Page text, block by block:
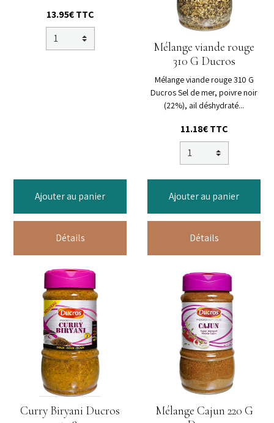
13.95€ TTC
Ajouter au panier
Détails
Mélange viande rouge
310 G Ducros
Mélange viande rouge 310 G
Ducros Sel de mer, poivre noir
(22%), ail déshydraté...
11.18€ TTC
Ajouter au panier
Détails
Curry Biryani Ducros
Mélange Cajun 220 G